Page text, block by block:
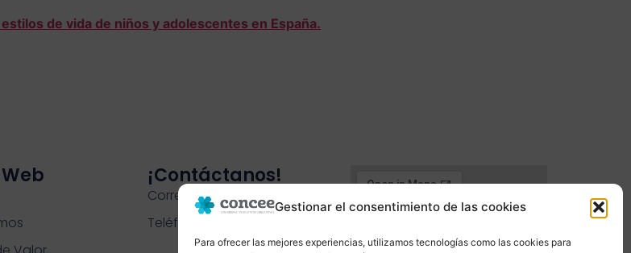
Gestionar el consentimiento de las cookies
Para ofrecer las mejores experiencias, utilizamos tecnologías como las cookies para
de vida de niños y adolescentes en España.
¡contáctanos!
Correo: info@concee.es
Teléfono: 91 726 15 35